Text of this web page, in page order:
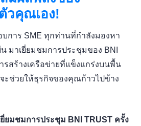
ตัวคุณเอง!
การ SME ทุกท่านที่กำลังมองหา
มาเยี่ยมชมการประชุมของ BNI
รสร้างเครือข่ายที่แข็งแกร่งบนพื้น
จะช่วยให้ธุรกิจของคุณก้าวไปข้าง
ยมชมการประชุม BNI TRUST ครั้ง